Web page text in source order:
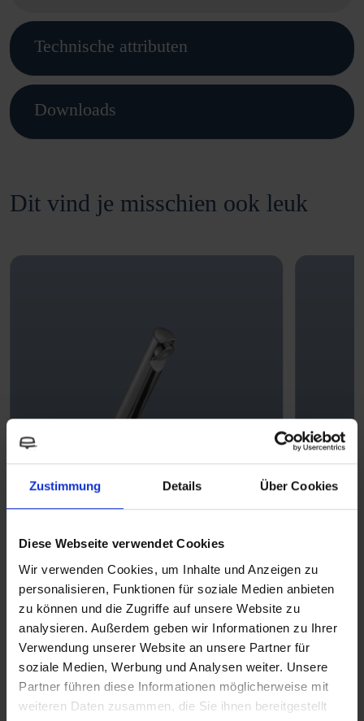
Zustimmung Details Über Cookies
Diese Webseite verwendet Cookies
Wir verwenden Cookies, um Inhalte und Anzeigen zu
personalisieren, Funktionen für soziale Medien anbieten
zu können und die Zugriffe auf unsere Website zu
analysieren. Außerdem geben wir Informationen zu Ihrer
Verwendung unserer Website an unsere Partner für
soziale Medien, Werbung und Analysen weiter. Unsere
Partner führen diese Informationen möglicherweise mit
weiteren Daten zusammen, die Sie ihnen bereitgestellt
Technische attributen
Downloads
Dit vind je misschien ook leuk
TREND A Rechte uitloop -
chroom, standaard beluchter
Waterkranen
READ MORE